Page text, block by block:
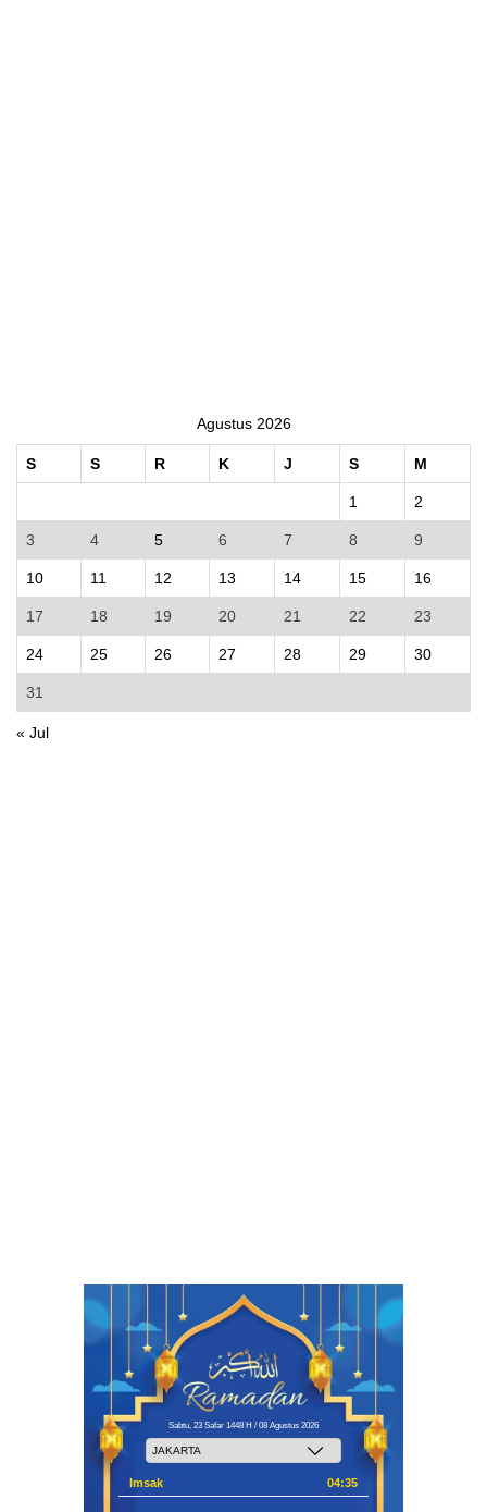
Agustus 2026
S S R K J S M
1 2
3 4 5 6 7 8 9
10 11 12 13 14 15 16
17 18 19 20 21 22 23
24 25 26 27 28 29 30
31
« Jul
Sabtu, 23 Safar 1448 H / 08 Agustus 2026
Imsak 04:35